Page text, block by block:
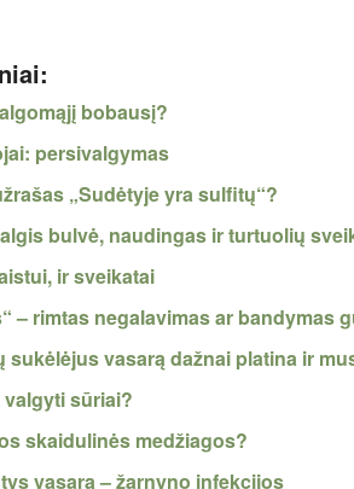
bobausį?
persivalgymas
„Sudėtyje yra sulfitų“?
bulvė, naudingas ir turtuolių
ir sveikatai
– rimtas negalavimas ar bandymas
sukėlėjus vasarą dažnai platina ir
sūriai?
skaidulinės medžiagos?
vasarą – žarnyno infekcijos